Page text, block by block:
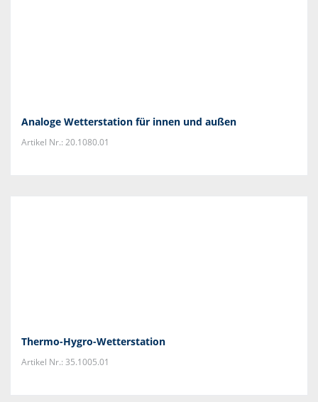
Analoge Wetterstation für innen und außen
Artikel Nr.: 20.1080.01
Thermo-Hygro-Wetterstation
Artikel Nr.: 35.1005.01